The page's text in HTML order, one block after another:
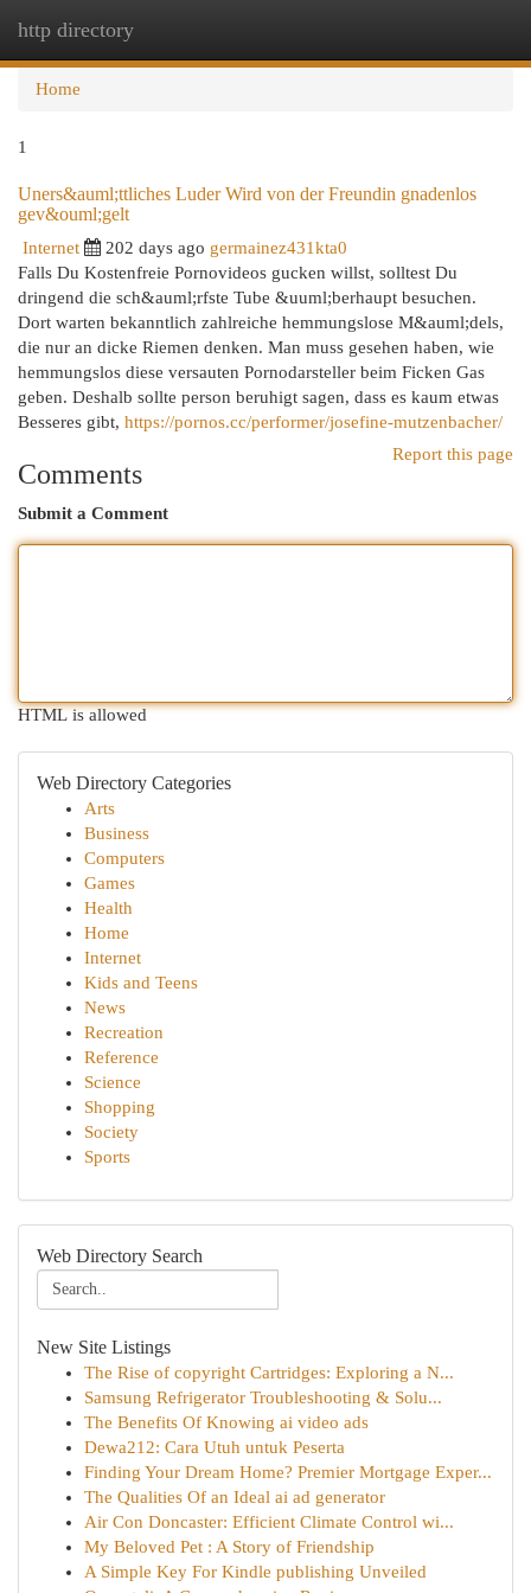
http directory
Home
1
Uners&auml;ttliches Luder Wird von der Freundin gnadenlos
gev&ouml;gelt
Internet 202 days ago germainez431kta0
Falls Du Kostenfreie Pornovideos gucken willst, solltest Du
dringend die sch&auml;rfste Tube &uuml;berhaupt besuchen.
Dort warten bekanntlich zahlreiche hemmungslose M&auml;dels,
die nur an dicke Riemen denken. Man muss gesehen haben, wie
hemmungslos diese versauten Pornodarsteller beim Ficken Gas
geben. Deshalb sollte person beruhigt sagen, dass es kaum etwas
Besseres gibt, https://pornos.cc/performer/josefine-mutzenbacher/
Report this page
Comments
Submit a Comment
HTML is allowed
Web Directory Categories
Arts
Business
Computers
Games
Health
Home
Internet
Kids and Teens
News
Recreation
Reference
Science
Shopping
Society
Sports
Web Directory Search
New Site Listings
The Rise of copyright Cartridges: Exploring a N...
Samsung Refrigerator Troubleshooting & Solu...
The Benefits Of Knowing ai video ads
Dewa212: Cara Utuh untuk Peserta
Finding Your Dream Home? Premier Mortgage Exper...
The Qualities Of an Ideal ai ad generator
Air Con Doncaster: Efficient Climate Control wi...
My Beloved Pet : A Story of Friendship
A Simple Key For Kindle publishing Unveiled